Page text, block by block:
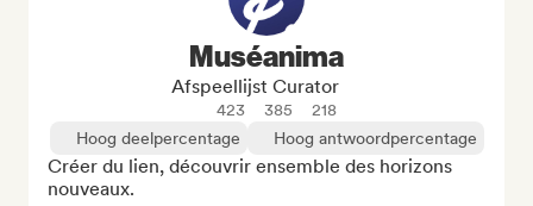
Muséanima
Afspeellijst Curator
423 385
218
Hoog deelpercentage
Hoog antwoordpercentage
Créer du lien, découvrir ensemble des horizons
nouveaux.